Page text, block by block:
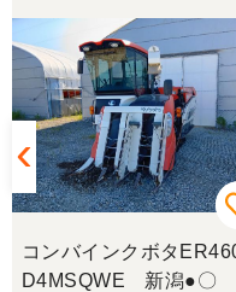
コンバインクボタ
D4MSQWE 新潟●〇